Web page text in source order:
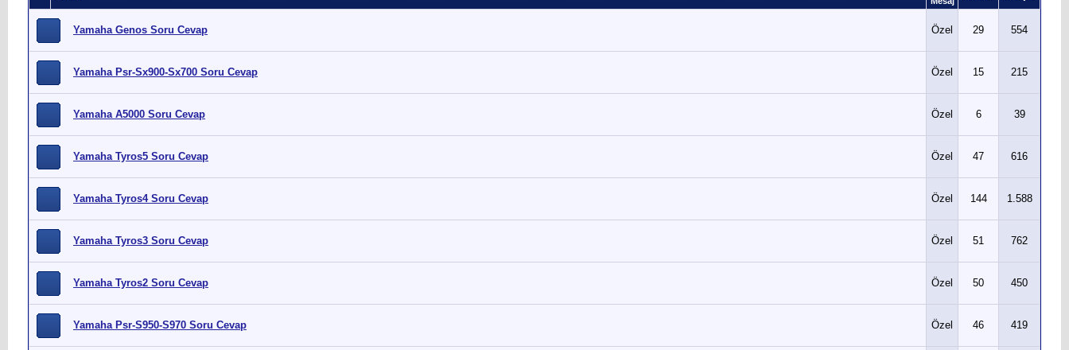
Yamaha Genos Soru Cevap Özel 29 554
Yamaha Psr-Sx900-Sx700 Soru Cevap Özel 15 215
Yamaha A5000 Soru Cevap Özel 6 39
Yamaha Tyros5 Soru Cevap Özel 47 616
Yamaha Tyros4 Soru Cevap Özel 144 1.588
Yamaha Tyros3 Soru Cevap Özel 51 762
Yamaha Tyros2 Soru Cevap Özel 50 450
Yamaha Psr-S950-S970 Soru Cevap Özel 46 419